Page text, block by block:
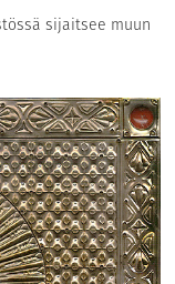
sijaitsee muun